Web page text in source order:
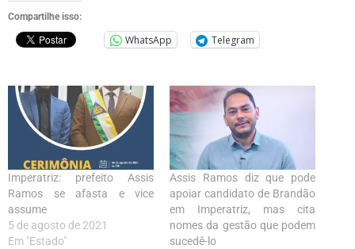
Compartilhe isso:
WhatsApp Telegram
Imperatriz: prefeito Assis
Ramos se afasta e vice
assume
5 de agosto de 2021
Em "Estado"
Assis Ramos diz que pode
apoiar candidato de Brandão
em Imperatriz, mas cita
nomes da gestão que podem
sucedê-lo